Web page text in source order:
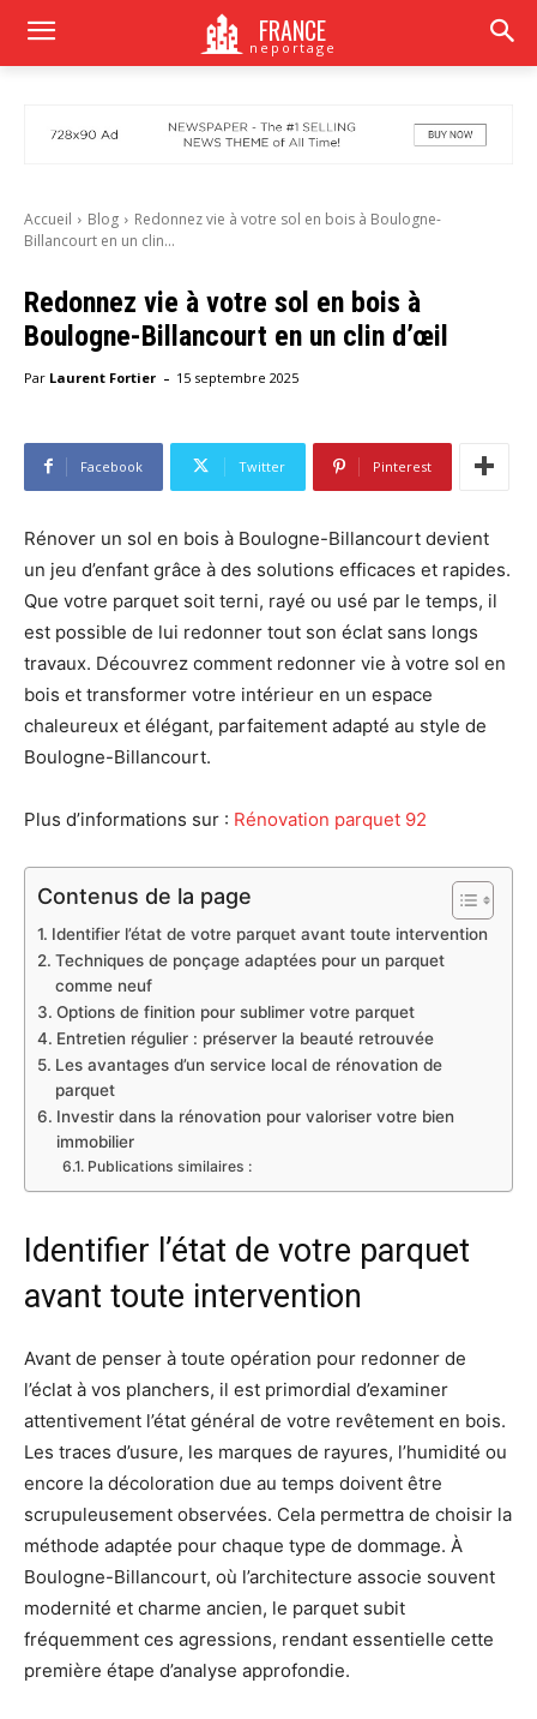
FRANCE
neportage
Accueil Blog
Redonnez vie à votre sol en bois à Boulogne-
Billancourt en un clin...
Redonnez vie à votre sol en bois à
Boulogne-Billancourt en un clin d’œil
Par Laurent Fortier - 15 septembre 2025
Facebook Twitter Pinterest
Rénover un sol en bois à Boulogne-Billancourt devient
un jeu d’enfant grâce à des solutions efficaces et rapides.
Que votre parquet soit terni, rayé ou usé par le temps, il
est possible de lui redonner tout son éclat sans longs
travaux. Découvrez comment redonner vie à votre sol en
bois et transformer votre intérieur en un espace
chaleureux et élégant, parfaitement adapté au style de
Boulogne-Billancourt.
Plus d’informations sur : Rénovation parquet 92
Contenus de la page
Identifier l’état de votre parquet avant toute intervention
Techniques de ponçage adaptées pour un parquet
comme neuf
Options de finition pour sublimer votre parquet
Entretien régulier : préserver la beauté retrouvée
Les avantages d’un service local de rénovation de
parquet
Investir dans la rénovation pour valoriser votre bien
immobilier
Publications similaires :
Identifier l’état de votre parquet
avant toute intervention
Avant de penser à toute opération pour redonner de
l’éclat à vos planchers, il est primordial d’examiner
attentivement l’état général de votre revêtement en bois.
Les traces d’usure, les marques de rayures, l’humidité ou
encore la décoloration due au temps doivent être
scrupuleusement observées. Cela permettra de choisir la
méthode adaptée pour chaque type de dommage. À
Boulogne-Billancourt, où l’architecture associe souvent
modernité et charme ancien, le parquet subit
fréquemment ces agressions, rendant essentielle cette
première étape d’analyse approfondie.